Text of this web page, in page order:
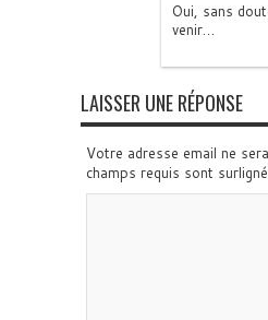
Oui, sans
venir…
LAISSER UNE RÉPONSE
Votre adresse email ne
champs requis sont